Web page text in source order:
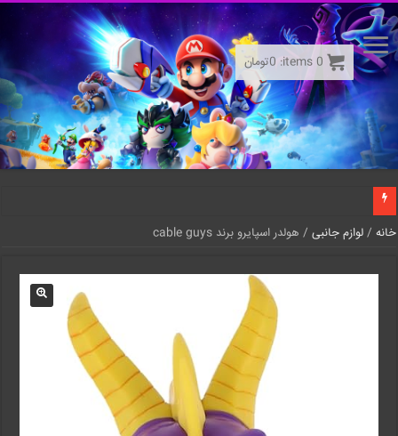
خانه /لوازم جانبی / هولدر اسپایرو برند cable guys
0
items:
0تومان